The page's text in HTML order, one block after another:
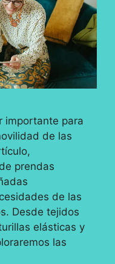
importante para
de las
prendas
de las
Desde tejidos
elásticas y
las